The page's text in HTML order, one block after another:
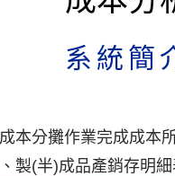
系統簡
本分攤作業完成成本
製(半)成品產銷存明